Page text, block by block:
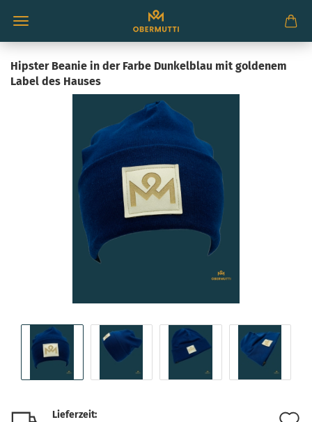
Hipster Beanie in der Farbe Dunkelblau mit goldenem
Label des Hauses
Lieferzeit: